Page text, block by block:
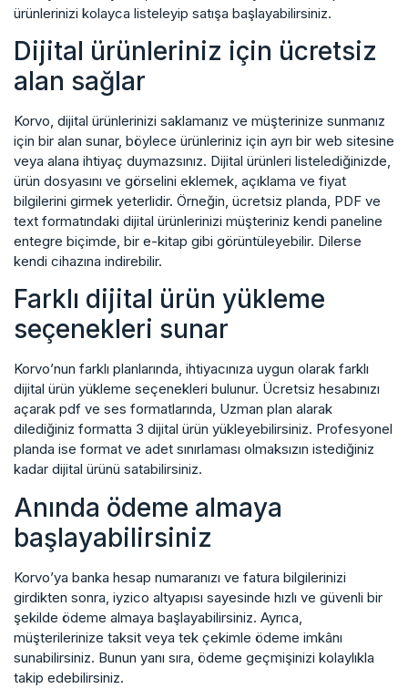
ürünlerinizi kolayca listeleyip satışa başlayabilirsiniz.
Dijital ürünleriniz için ücretsiz
alan sağlar
Korvo, dijital ürünlerinizi saklamanız ve müşterinize sunmanız
için bir alan sunar, böylece ürünleriniz için ayrı bir web sitesine
veya alana ihtiyaç duymazsınız. Dijital ürünleri listelediğinizde,
ürün dosyasını ve görselini eklemek, açıklama ve fiyat
bilgilerini girmek yeterlidir. Örneğin, ücretsiz planda, PDF ve
text formatındaki dijital ürünlerinizi müşteriniz kendi paneline
entegre biçimde, bir e-kitap gibi görüntüleyebilir. Dilerse
kendi cihazına indirebilir.
Farklı dijital ürün yükleme
seçenekleri sunar
Korvo’nun farklı planlarında, ihtiyacınıza uygun olarak farklı
dijital ürün yükleme seçenekleri bulunur. Ücretsiz hesabınızı
açarak pdf ve ses formatlarında, Uzman plan alarak
dilediğiniz formatta 3 dijital ürün yükleyebilirsiniz. Profesyonel
planda ise format ve adet sınırlaması olmaksızın istediğiniz
kadar dijital ürünü satabilirsiniz.
Anında ödeme almaya
başlayabilirsiniz
Korvo’ya banka hesap numaranızı ve fatura bilgilerinizi
girdikten sonra, iyzico altyapısı sayesinde hızlı ve güvenli bir
şekilde ödeme almaya başlayabilirsiniz. Ayrıca,
müşterilerinize taksit veya tek çekimle ödeme imkânı
sunabilirsiniz. Bunun yanı sıra, ödeme geçmişinizi kolaylıkla
takip edebilirsiniz.